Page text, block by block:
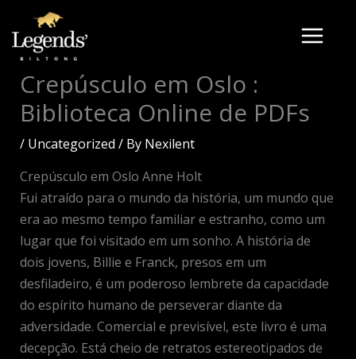
content
Crepúsculo em Oslo :
Biblioteca Online de PDFs
/ Uncategorized / By Nexilent
Crepúsculo em Oslo Anne Holt
Fui atraído para o mundo da história, um mundo que
era ao mesmo tempo familiar e estranho, como um
lugar que foi visitado em um sonho. A história de
dois jovens, Billie e Franck, presos em um
desfiladeiro, é um poderoso lembrete da capacidade
do espírito humano de perseverar diante da
adversidade. Comercial e previsível, este livro é uma
decepção. Está cheio de retratos estereotipados de